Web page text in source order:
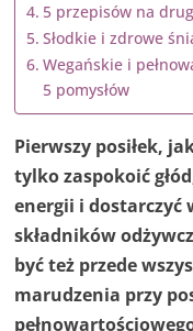
5 przepisów na
Słodkie i zdrowe
Wegańskie i
5 pomysłów
Pierwszy posiłek,
tylko zaspokoić
energii i dostarczyć
składników
być też przede
marudzenia przy